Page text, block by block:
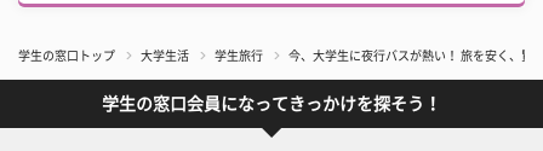
学生の窓口トップ 大学生活 学生旅行 今、大学生に夜行バスが熱い！ 旅を安く、賢
学生の窓口会員になってきっかけを探そう！